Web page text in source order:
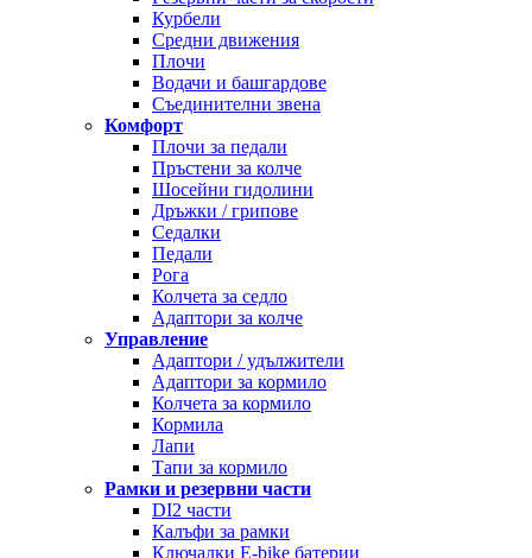
Курбели
Средни движения
Плочи
Водачи и башгардове
Съединителни звена
Комфорт
Плочи за педали
Пръстени за колче
Шосейни гидолини
Дръжки / грипове
Седалки
Педали
Рога
Колчета за седло
Адаптори за колче
Управление
Адаптори / удължители
Адаптори за кормило
Колчета за кормило
Кормила
Лапи
Тапи за кормило
Рамки и резервни части
DI2 части
Калъфи за рамки
Ключалки Е-bike батерии